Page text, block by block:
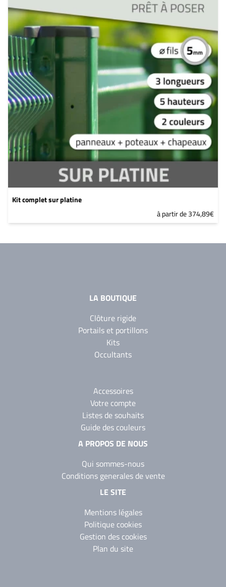
Kit complet sur platine
à partir de 374,89€
LA BOUTIQUE
Clôture rigide
Portails et portillons
Kits
Occultants
Accessoires
Votre compte
Listes de souhaits
Guide des couleurs
A PROPOS DE NOUS
Qui sommes-nous
Conditions generales de vente
LE SITE
Mentions légales
Politique cookies
Gestion des cookies
Plan du site